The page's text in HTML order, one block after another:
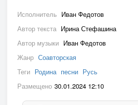
Исполнитель Иван Федотов
Автор текста Ирина Стефашина
Автор музыки Иван Федотов
Жанр Соавторская
Теги Родина песни Русь
Размещено 30.01.2024 12:10